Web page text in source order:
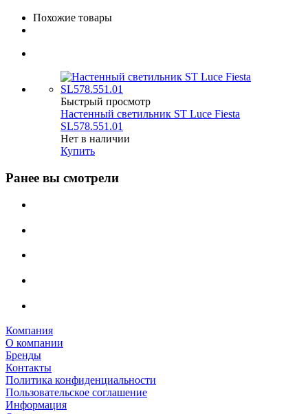
Похожие товары
Быстрый просмотр
Настенный светильник ST Luce Fiesta
SL578.551.01
Нет в наличии
Купить
Ранее вы смотрели
Компания
О компании
Бренды
Контакты
Политика конфиденциальности
Пользовательское соглашение
Информация